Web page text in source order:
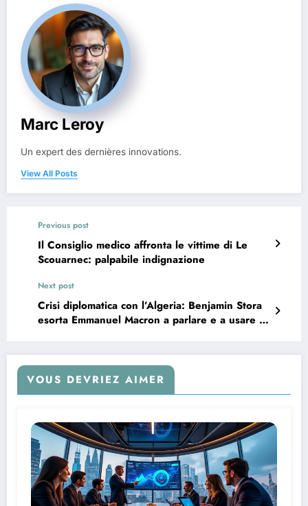
Marc Leroy
Un expert des dernières innovations.
View All Posts
Previous post
Il Consiglio medico affronta le vittime di Le
Scouarnec: palpabile indignazione
Next post
Crisi diplomatica con l’Algeria: Benjamin Stora
esorta Emmanuel Macron a parlare e a usare le
VOUS DEVRIEZ AIMER